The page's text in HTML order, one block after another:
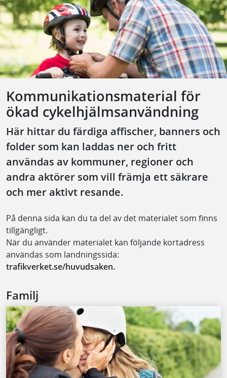
Kommunikationsmaterial för
ökad cykelhjälmsanvändning
Här hittar du färdiga affischer, banners och
folder som kan laddas ner och fritt
användas av kommuner, regioner och
andra aktörer som vill främja ett säkrare
och mer aktivt resande.
På denna sida kan du ta del av det materialet som finns
tillgängligt.
När du använder materialet kan följande kortadress
användas som landningssida:
trafikverket.se/huvudsaken.
Familj